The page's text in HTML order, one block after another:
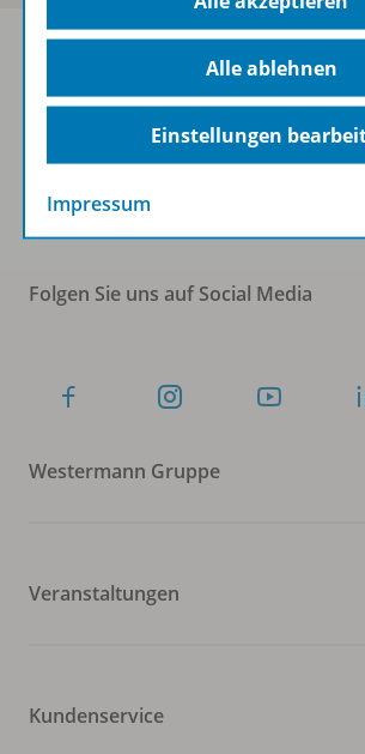
Sofort profitieren
Folgen Sie uns auf Social Media
Westermann Gruppe
Veranstaltungen
Kundenservice
Alle ablehnen
Einstellungen
Impressum